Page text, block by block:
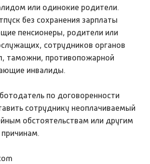
или одинокие родители.
без сохранения зарплаты
пенсионеры, родители или
сотрудников органов
таможни, противопожарной
инвалиды.
по договоренности
сотруднику неоплачиваемый
обстоятельствам или другим